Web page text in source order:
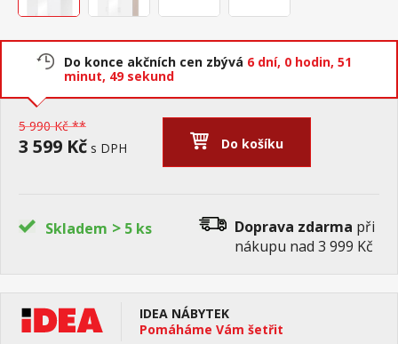
Do konce akčních cen zbývá 6 dní, 0 hodin, 51
minut, 49 sekund
5 990 Kč **
3 599 Kč s DPH Do košíku
Skladem > 5 ks Doprava zdarma při
nákupu nad 3 999 Kč
IDEA NÁBYTEK
Pomáháme Vám šetřit